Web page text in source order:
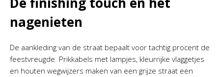
nagenieten
De aankleding van de straat bepaalt voor tachtig procent de
feestvreugde. Prikkabels met lampjes, kleurrijke vlaggetjes
en houten wegwijzers maken van een grijze straat een